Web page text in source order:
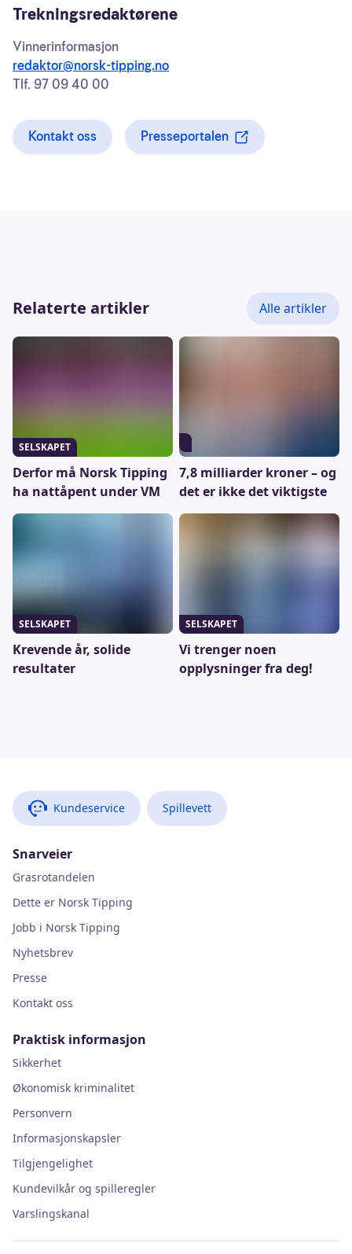
Trekningsredaktørene
Vinnerinformasjon
redaktor@norsk-tipping.no
Tlf. 97 09 40 00
Kontakt oss Presseportalen
åpnes i en ny fane
Relaterte artikler Alle artikler
Derfor må Norsk Tipping
ha nattåpent under VM
SELSKAPET
7,8 milliarder kroner – og
det er ikke det viktigste
Krevende år, solide
resultater
SELSKAPET
Vi trenger noen
opplysninger fra deg!
SELSKAPET
Kundeservice Spillevett
Snarveier
Grasrotandelen
Dette er Norsk Tipping
Jobb i Norsk Tipping
Nyhetsbrev
Presse
Kontakt oss
Praktisk informasjon
Sikkerhet
Økonomisk kriminalitet
Personvern
Informasjonskapsler
Tilgjengelighet
Kundevilkår og spilleregler
Varslingskanal